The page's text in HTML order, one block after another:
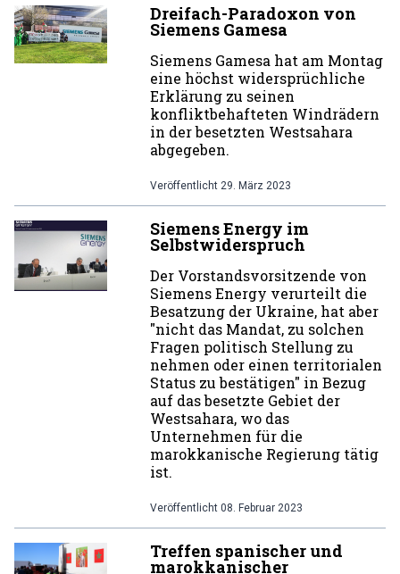
Dreifach-Paradoxon von
Siemens Gamesa
Siemens Gamesa hat am Montag
eine höchst widersprüchliche
Erklärung zu seinen
konfliktbehafteten Windrädern
in der besetzten Westsahara
abgegeben.
Veröffentlicht 29. März 2023
Siemens Energy im
Selbstwiderspruch
Der Vorstandsvorsitzende von
Siemens Energy verurteilt die
Besatzung der Ukraine, hat aber
"nicht das Mandat, zu solchen
Fragen politisch Stellung zu
nehmen oder einen territorialen
Status zu bestätigen" in Bezug
auf das besetzte Gebiet der
Westsahara, wo das
Unternehmen für die
marokkanische Regierung tätig
ist.
Veröffentlicht 08. Februar 2023
Treffen spanischer und
marokkanischer